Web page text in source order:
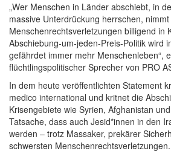
„Wer Menschen in Länder abschiebt, in
massive Unterdrückung herrschen,
Menschenrechtsverletzungen billigend in
Abschiebung-um-jeden-Preis-Politik wird
gefährdet immer mehr Menschenleben“,
flüchtlingspolitischer Sprecher von PRO
In dem heute veröffentlichten Statement
medico international und kritnet die
Krisengebiete wie Syrien, Afghanistan
Tatsache, dass auch Jesid*innen in den
werden – trotz Massaker, prekärer
schwersten Menschenrechtsverletzungen.